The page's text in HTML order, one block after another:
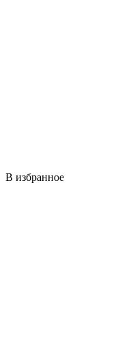
В избранное